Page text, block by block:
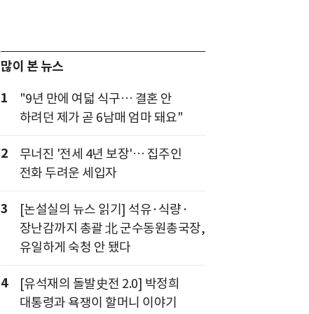
많이 본 뉴스
1
"9년 만에 여덟 식구… 결혼 안
하려던 제가 곧 6남매 엄마 돼요"
2
무너진 '전세 4년 보장'… 집주인
전화 두려운 세입자
3
[논설실의 뉴스 읽기] 석유·식량·
장난감까지 총괄 北 군수동원총국장,
유일하게 숙청 안 됐다
4
[유석재의 돌발史전 2.0] 박정희
대통령과 욕쟁이 할머니 이야기